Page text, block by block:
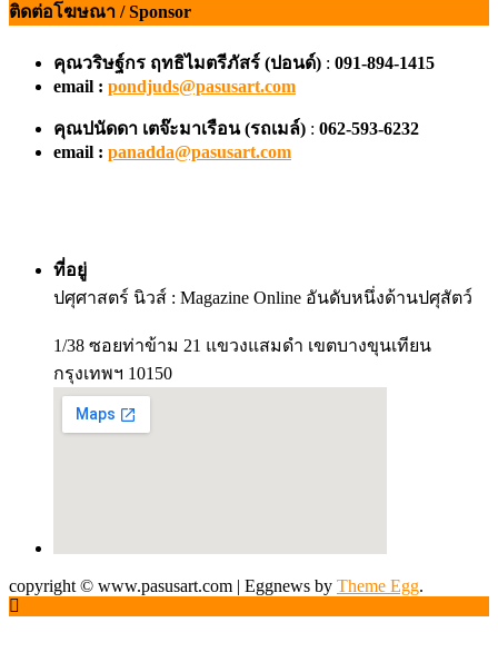
ติดต่อโฆษณา / Sponsor
คุณวริษฐ์กร ฤทธิไมตรีภัสร์ (ปอนด์) : 091-894-1415
email : pondjuds@pasusart.com
คุณปนัดดา เตจ๊ะมาเรือน (รถเมล์) : 062-593-6232
email : panadda@pasusart.com
ที่อยู่
ปศุศาสตร์ นิวส์ : Magazine Online อันดับหนึ่งด้านปศุสัตว์
1/38 ซอยท่าข้าม 21 แขวงแสมดำ เขตบางขุนเทียน
กรุงเทพฯ 10150
copyright © www.pasusart.com | Eggnews by Theme Egg.